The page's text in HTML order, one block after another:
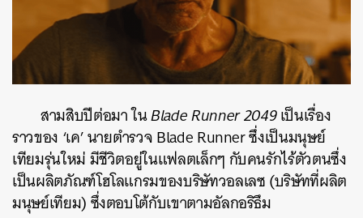
สามสิบปีต่อมา ในBlade Runner 2049เป็นเรื่อง
ราวของ ‘เค’ นายตำรวจ Blade Runner ซึ่งเป็นมนุษย์
เทียมรุ่นใหม่ มีชีวิตอยู่ในแฟลตเล็กๆ กับคนรักไร้ตัวตนซึ่ง
เป็นผลิตภัณฑ์โฮโลแกรมของบริษัทวอลเลซ (บริษัทที่ผลิต
มนุษย์เทียม) ซึ่งตอบโต้กับเขาตามอัลกอริธึม